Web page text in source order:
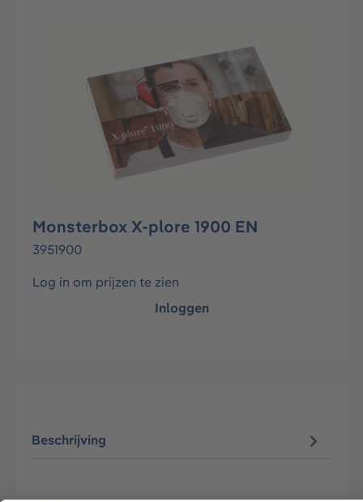
Monsterbox X-plore 1900 EN
3951900
Log in om prijzen te zien
Inloggen
Beschrijving